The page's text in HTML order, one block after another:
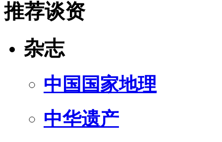
推荐谈资
杂志
中国国家地理
中华遗产